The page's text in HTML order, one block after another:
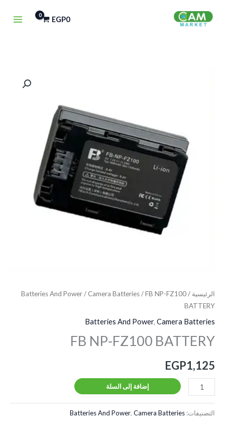
EGP0
الرئيسية /
Batteries And Power/ Camera Batteries/ FB NP-FZ100
BATTERY
Batteries And Power, Camera Batteries
FB NP-FZ100 BATTERY
EGP1,125
إضافة إلى السلة
التصنيفات: Batteries And Power, Camera Batteries